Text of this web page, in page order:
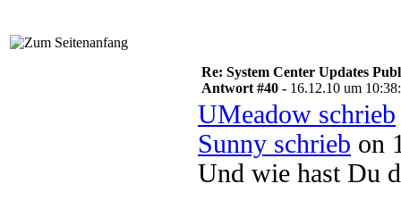
Re: System Center Updates
Antwort #40 - 16.12.10 um
UMeadow schrieb
Sunny schrieb on
Und wie hast Du